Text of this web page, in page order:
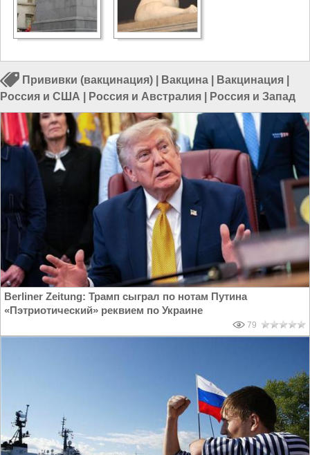
Прививки (вакцинация) Вакцина Вакцинация
Россия и США
Россия и Австралия Россия и Запад
Berliner Zeitung: Трамп сыграл по нотам Путина
«Пэтриотический» реквием по Украине
79